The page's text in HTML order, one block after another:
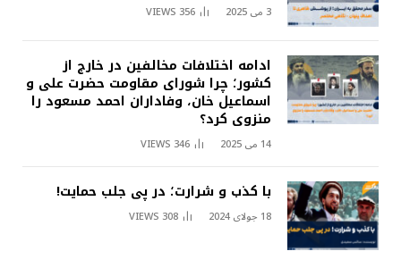
3 می 2025 356
VIEWS
ادامه اختلافات مخالفین در خارج از
کشور؛ چرا شورای مقاومت حضرت علی و
اسماعیل خان، وفاداران احمد مسعود را
منزوی کرد؟
14 می 2025 346
VIEWS
با کذب و شرارت؛ در پی جلب حمایت!
18 جولای 2024 308
VIEWS